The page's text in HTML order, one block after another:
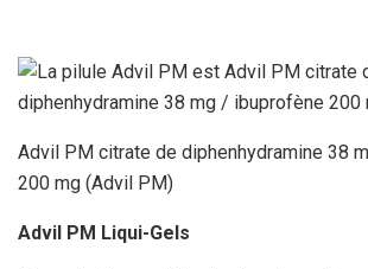
Advil PM citrate de diphenhydramine 38
200 mg (Advil PM)
Advil PM Liqui-Gels